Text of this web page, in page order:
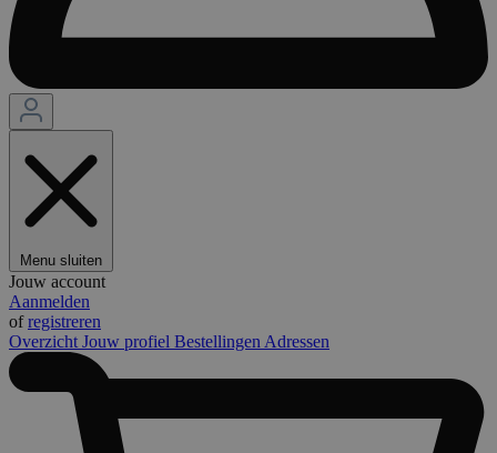
Menu sluiten
Jouw account
Aanmelden
ofregistreren
Overzicht Jouw profiel Bestellingen Adressen